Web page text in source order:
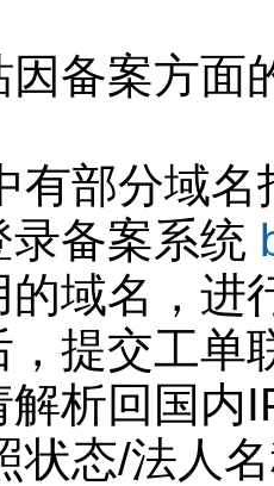
备案方面
有部分域
备案系统
域名，进
，提交工单
析回国内
状态/法人